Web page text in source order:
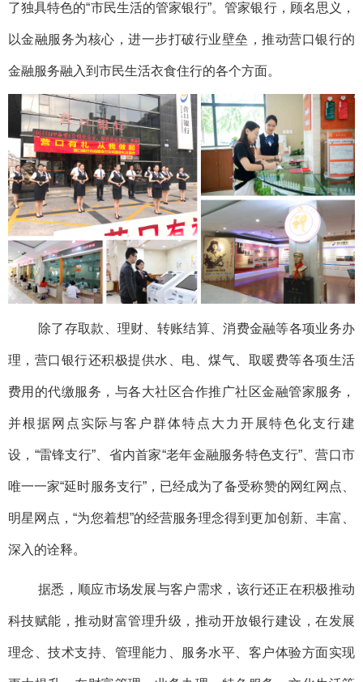
了独具特色的“市民生活的管家银行”。管家银行，顾名思义，
以金融服务为核心，进一步打破行业壁垒，推动营口银行的
金融服务融入到市民生活衣食住行的各个方面。
除了存取款、理财、转账结算、消费金融等各项业务办
理，营口银行还积极提供水、电、煤气、取暖费等各项生活
费用的代缴服务，与各大社区合作推广社区金融管家服务，
并根据网点实际与客户群体特点大力开展特色化支行建
设，“雷锋支行”、省内首家“老年金融服务特色支行”、营口市
唯一一家“延时服务支行”，已经成为了备受称赞的网红网点、
明星网点，“为您着想”的经营服务理念得到更加创新、丰富、
深入的诠释。
据悉，顺应市场发展与客户需求，该行还正在积极推动
科技赋能，推动财富管理升级，推动开放银行建设，在发展
理念、技术支持、管理能力、服务水平、客户体验方面实现